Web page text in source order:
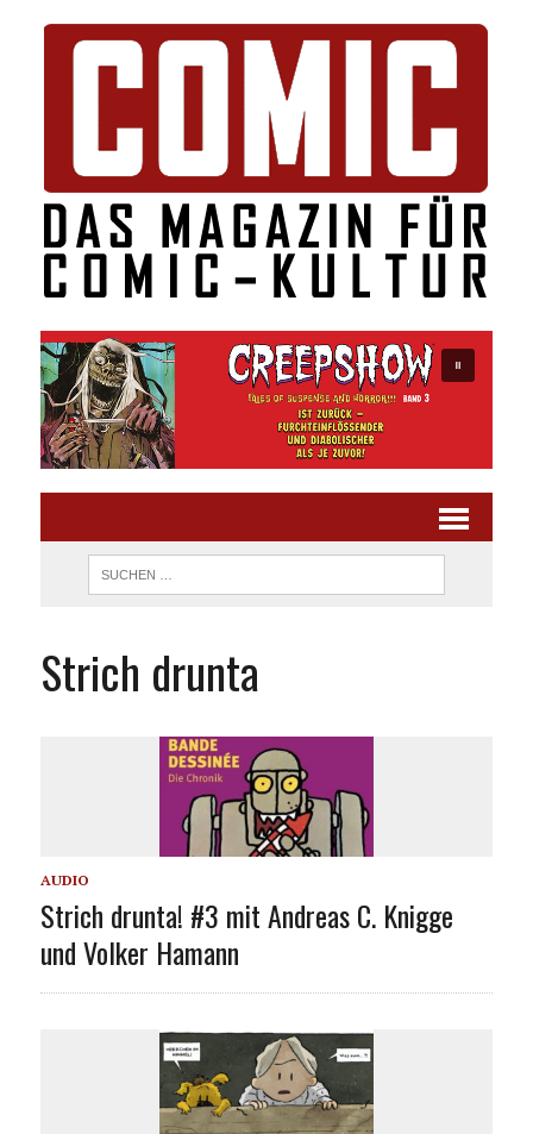
Strich drunta
AUDIO
Strich drunta! #3 mit Andreas C. Knigge
und Volker Hamann